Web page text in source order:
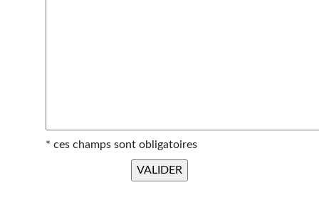
* ces champs sont obligatoires